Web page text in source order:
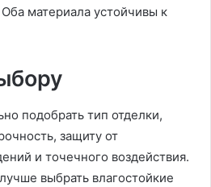
материала устойчивы к
подобрать тип отделки,
защиту от
и точечного воздействия.
выбрать влагостойкие